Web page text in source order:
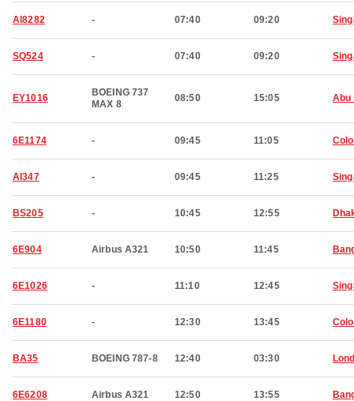
AI8282 - 07:40 09:20
SQ524 - 07:40 09:20
EY1016
BOEING 737
MAX 8
08:50 15:05 Abu
6E1174 - 09:45 11:05
AI347 - 09:45 11:25
BS205 - 10:45 12:55
6E904 Airbus A321 10:50 11:45
6E1026 - 11:10 12:45
6E1180 - 12:30 13:45
BA35 BOEING 787-8 12:40 03:30
6E6208 Airbus A321 12:50 13:55